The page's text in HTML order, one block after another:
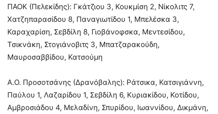
ΠΑΟΚ (Πελεκίδης): Γκάτζιου 3, Κουκμίση 2, Νίκολιτς 7,
Χατζηπαρασίδου 8, Παναγιωτίδου 1, Μπελέσκα 3,
Καραχαρίση, Σεβδίλη 8, Γιοβάνοφσκα, Μεντεσίδου,
Τσικνάκη, Στογιάνοβιτς 3, Μπατζαρακούδη,
Μαυροσαββίδου, Κατσούμη
Α.Ο. Προσοτσάνης (Δρανόβαλης): Ράτσικα, Κατσιγιάννη,
Παύλου 1, Λαζαρίδου 1, Σεβδίλη 6, Κυριακίδου, Κοτίδου,
Αμβροσιάδου 4, Μελαδίνη, Σπυρίδου, Ιωαννίδου, Δικμάνη,